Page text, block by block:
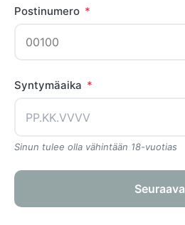
Postinumero *
Syntymäaika *
Sinun tulee olla vähintään 18-vuotias
Seuraava